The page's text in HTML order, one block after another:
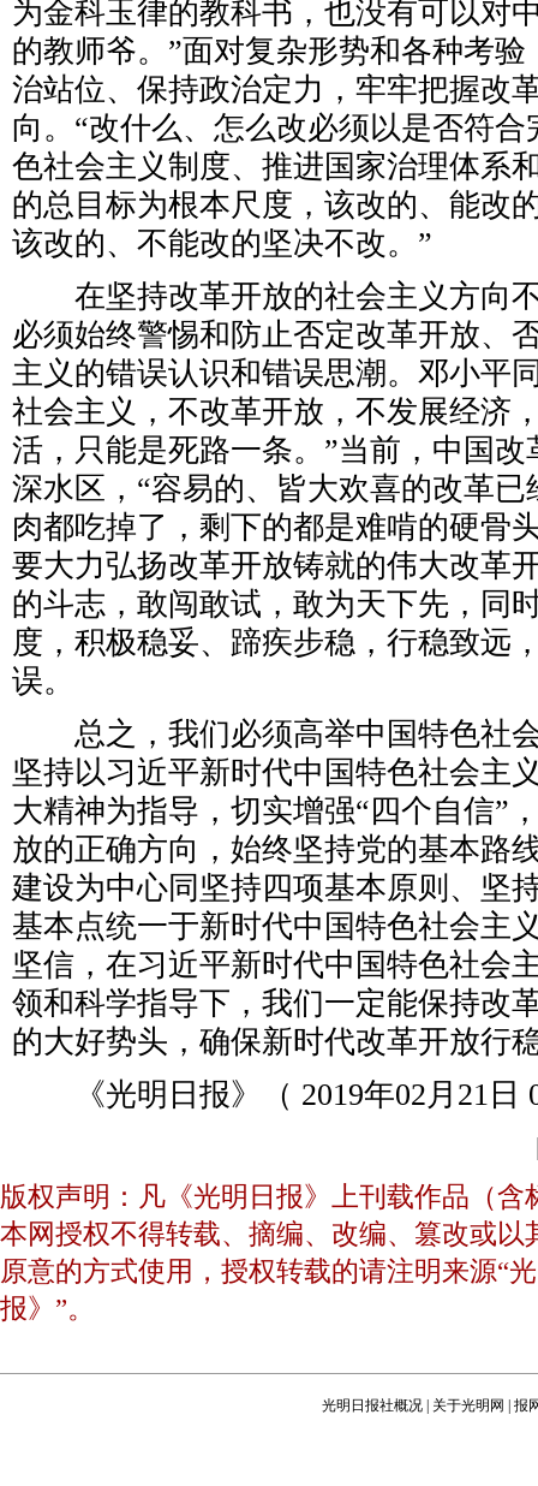
为金科玉律的教科书，也没有可以对
的教师爷。”面对复杂形势和各种考
治站位、保持政治定力，牢牢把握改
向。“改什么、怎么改必须以是否符
色社会主义制度、推进国家治理体系
的总目标为根本尺度，该改的、能改
该改的、不能改的坚决不改。”
在坚持改革开放的社会主义方向
必须始终警惕和防止否定改革开放、
主义的错误认识和错误思潮。邓小平
社会主义，不改革开放，不发展经济
活，只能是死路一条。”当前，中国
深水区，“容易的、皆大欢喜的改革
肉都吃掉了，剩下的都是难啃的硬骨
要大力弘扬改革开放铸就的伟大改革
的斗志，敢闯敢试，敢为天下先，同
度，积极稳妥、蹄疾步稳，行稳致远
误。
总之，我们必须高举中国特色社
坚持以习近平新时代中国特色社会主
大精神为指导，切实增强“四个自信”
放的正确方向，始终坚持党的基本路
建设为中心同坚持四项基本原则、坚
基本点统一于新时代中国特色社会主
坚信，在习近平新时代中国特色社会
领和科学指导下，我们一定能保持改
的大好势头，确保新时代改革开放行
《光明日报》（ 2019年02月21日
版权声明：凡《光明日报》上刊载作品（含
本网授权不得转载、摘编、改编、篡改或以
原意的方式使用，授权转载的请注明来源“
报》”。
光明日报社概况 关于光明网 报